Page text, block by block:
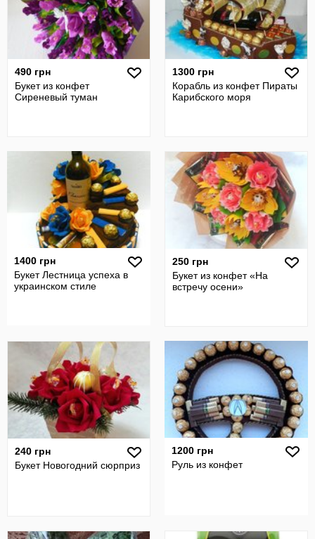
490 грн
Букет из конфет
Сиреневый туман
1300 грн
Корабль из конфет Пираты
Карибского моря
1400 грн
Букет Лестница успеха в
украинском стиле
250 грн
Букет из конфет «На
встречу осени»
240 грн
Букет Новогодний сюрприз
1200 грн
Руль из конфет